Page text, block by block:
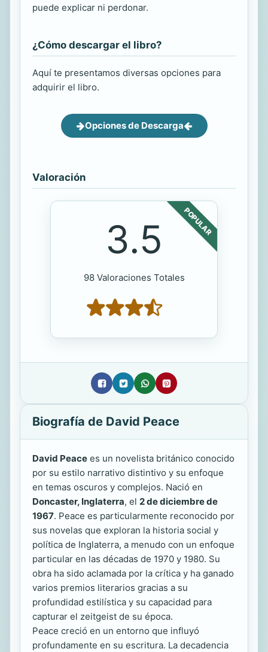
puede explicar ni perdonar.
¿Cómo descargar el libro?
Aquí te presentamos diversas opciones para
adquirir el libro.
Opciones de Descarga
Valoración
POPULAR
3.5
98 Valoraciones Totales
Biografía de David Peace
David Peace es un novelista británico conocido
por su estilo narrativo distintivo y su enfoque
en temas oscuros y complejos. Nació en
Doncaster, Inglaterra, el 2 de diciembre de
1967. Peace es particularmente reconocido por
sus novelas que exploran la historia social y
política de Inglaterra, a menudo con un enfoque
particular en las décadas de 1970 y 1980. Su
obra ha sido aclamada por la crítica y ha ganado
varios premios literarios gracias a su
profundidad estilística y su capacidad para
capturar el zeitgeist de su época.
Peace creció en un entorno que influyó
profundamente en su escritura. La decadencia